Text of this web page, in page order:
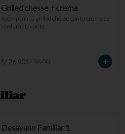
Grilled chesse + crema
Acompaña tu grilled chesse con tu crema de
verduras favorita.
S/ 26.90S/ 38.00
Desayuno Familiar 1